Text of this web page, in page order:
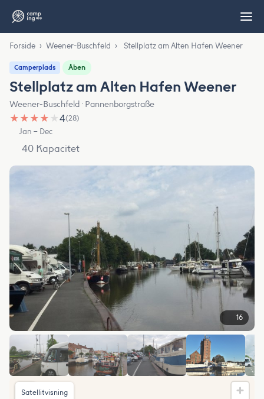
Forside › Weener-Buschfeld › Stellplatz am Alten Hafen Weener
Camperplads Åben
Stellplatz am Alten Hafen Weener
Weener-Buschfeld · Pannenborgstraße
★ ★ ★ ★ ★4(28)
Jan – Dec
40 Kapacitet
16
Satellitvisning